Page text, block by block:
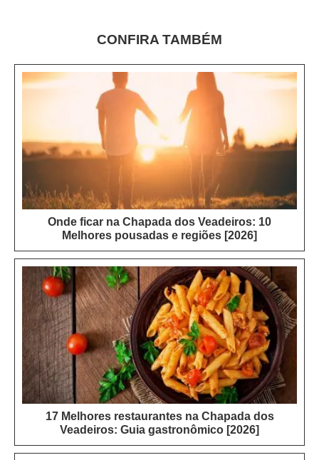
CONFIRA TAMBÉM
Onde ficar na Chapada dos Veadeiros: 10
Melhores pousadas e regiões [2026]
17 Melhores restaurantes na Chapada dos
Veadeiros: Guia gastronômico [2026]